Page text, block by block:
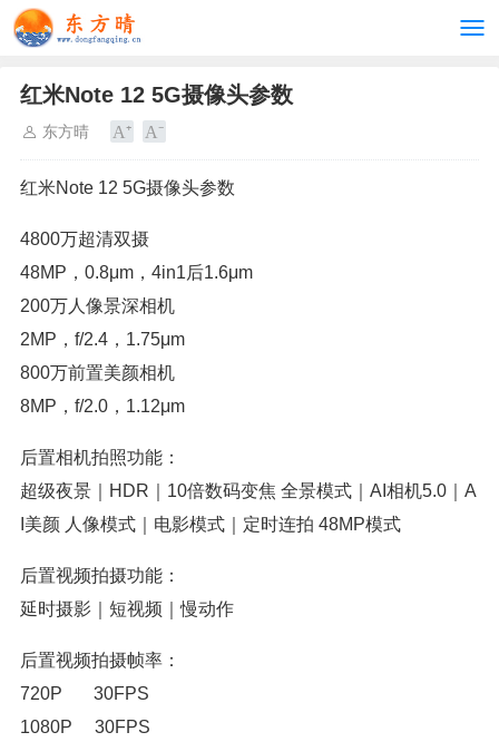
红米Note 12 5G摄像头参数
东方晴
红米Note 12 5G摄像头参数
4800万超清双摄
48MP，0.8μm，4in1后1.6μm
200万人像景深相机
2MP，f/2.4，1.75μm
800万前置美颜相机
8MP，f/2.0，1.12μm
后置相机拍照功能：
超级夜景｜HDR｜10倍数码变焦 全景模式｜AI相机5.0｜A
I美颜 人像模式｜电影模式｜定时连拍 48MP模式
后置视频拍摄功能：
延时摄影｜短视频｜慢动作
后置视频拍摄帧率：
720P 30FPS
1080P 30FPS